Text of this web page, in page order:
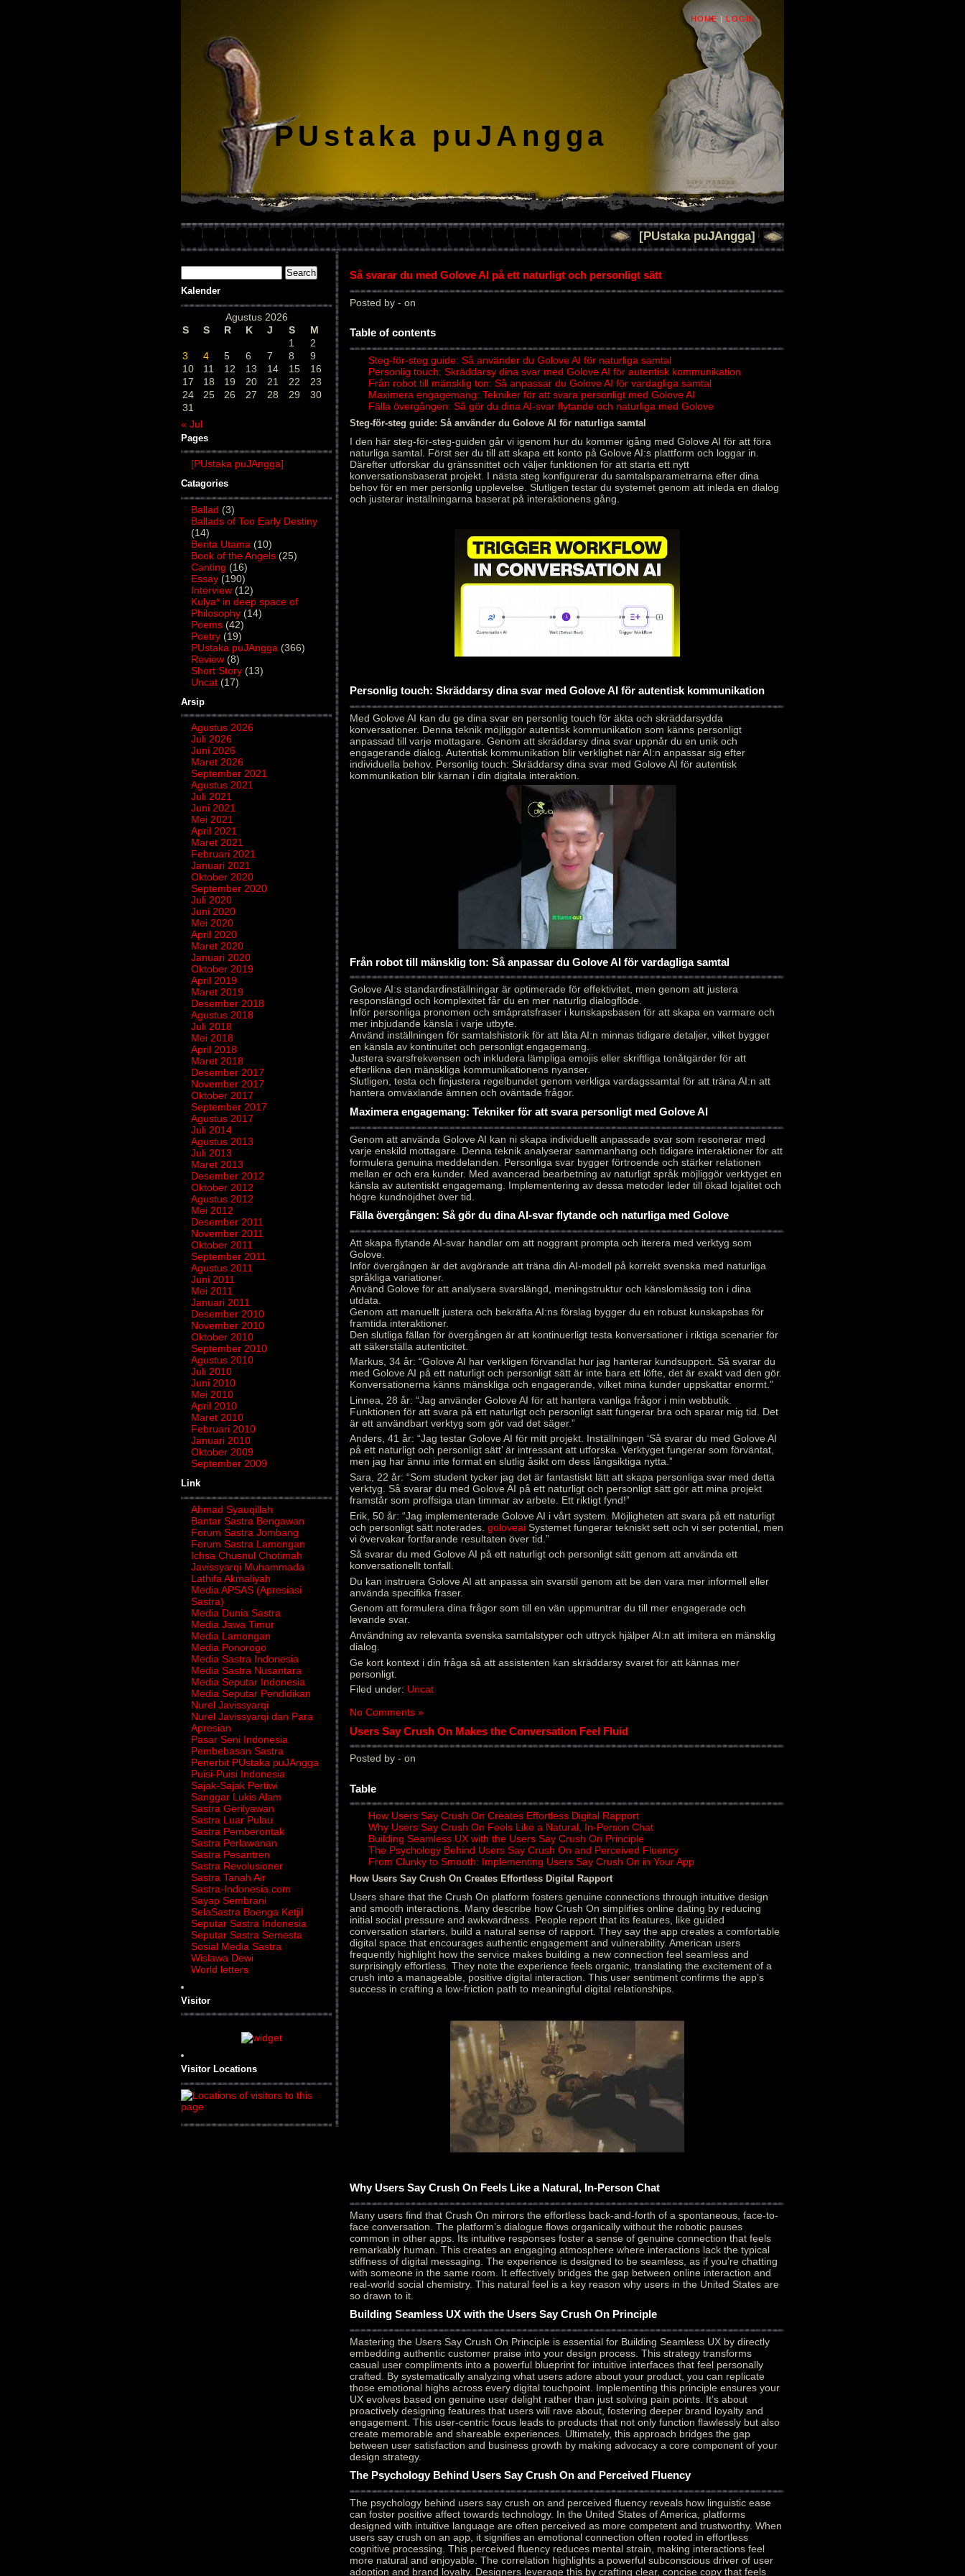
HOME | LOGIN
PUstaka puJAngga
[PUstaka puJAngga]
Kalender
Agustus 2026
S
S R K J S
M
1
2
3
4 5 6 7 8
9
10
11 12 13 14 15
16
17
18 19 20 21 22
23
24
25 26 27 28 29
30
31
« Jul
Pages
[PUstaka puJAngga]
Catagories
Ballad (3)
Ballads of Too Early Destiny
(14)
Berita Utama (10)
Book of the Angels (25)
Canting (16)
Essay (190)
Interview (12)
Kulya* in deep space of
Philosophy (14)
Poems (42)
Poetry (19)
PUstaka puJAngga (366)
Review (8)
Short Story (13)
Uncat (17)
Arsip
Agustus 2026
Juli 2026
Juni 2026
Maret 2026
September 2021
Agustus 2021
Juli 2021
Juni 2021
Mei 2021
April 2021
Maret 2021
Februari 2021
Januari 2021
Oktober 2020
September 2020
Juli 2020
Juni 2020
Mei 2020
April 2020
Maret 2020
Januari 2020
Oktober 2019
April 2019
Maret 2019
Desember 2018
Agustus 2018
Juli 2018
Mei 2018
April 2018
Maret 2018
Desember 2017
November 2017
Oktober 2017
September 2017
Agustus 2017
Juli 2014
Agustus 2013
Juli 2013
Maret 2013
Desember 2012
Oktober 2012
Agustus 2012
Mei 2012
Desember 2011
November 2011
Oktober 2011
September 2011
Agustus 2011
Juni 2011
Mei 2011
Januari 2011
Desember 2010
November 2010
Oktober 2010
September 2010
Agustus 2010
Juli 2010
Juni 2010
Mei 2010
April 2010
Maret 2010
Februari 2010
Januari 2010
Oktober 2009
September 2009
Link
Ahmad Syauqillah
Bantar Sastra Bengawan
Forum Sastra Jombang
Forum Sastra Lamongan
Ichsa Chusnul Chotimah
Javissyarqi Muhammada
Lathifa Akmaliyah
Media APSAS (Apresiasi
Sastra)
Media Dunia Sastra
Media Jawa Timur
Media Lamongan
Media Ponorogo
Media Sastra Indonesia
Media Sastra Nusantara
Media Seputar Indonesia
Media Seputar Pendidikan
Nurel Javissyarqi
Nurel Javissyarqi dan Para
Apresian
Pasar Seni Indonesia
Pembebasan Sastra
Penerbit PUstaka puJAngga
Puisi-Puisi Indonesia
Sajak-Sajak Pertiwi
Sanggar Lukis Alam
Sastra Gerilyawan
Sastra Luar Pulau
Sastra Pemberontak
Sastra Perlawanan
Sastra Pesantren
Sastra Revolusioner
Sastra Tanah Air
Sastra-Indonesia.com
Sayap Sembrani
SelaSastra Boenga Ketjil
Seputar Sastra Indonesia
Seputar Sastra Semesta
Sosial Media Sastra
Wislawa Dewi
World letters
Visitor
Visitor Locations
Så svarar du med Golove AI på ett naturligt och personligt sätt
Posted by - on
Table of contents
Steg-för-steg guide: Så använder du Golove AI för naturliga samtal
Personlig touch: Skräddarsy dina svar med Golove AI för autentisk kommunikation
Från robot till mänsklig ton: Så anpassar du Golove AI för vardagliga samtal
Maximera engagemang: Tekniker för att svara personligt med Golove AI
Fälla övergången: Så gör du dina AI-svar flytande och naturliga med Golove
Steg-för-steg guide: Så använder du Golove AI för naturliga samtal
I den här steg-för-steg-guiden går vi igenom hur du kommer igång med Golove AI för att föra
naturliga samtal. Först ser du till att skapa ett konto på Golove AI:s plattform och loggar in.
Därefter utforskar du gränssnittet och väljer funktionen för att starta ett nytt
konversationsbaserat projekt. I nästa steg konfigurerar du samtalsparametrarna efter dina
behov för en mer personlig upplevelse. Slutligen testar du systemet genom att inleda en dialog
och justerar inställningarna baserat på interaktionens gång.
Personlig touch: Skräddarsy dina svar med Golove AI för autentisk kommunikation
Med Golove AI kan du ge dina svar en personlig touch för äkta och skräddarsydda
konversationer. Denna teknik möjliggör autentisk kommunikation som känns personligt
anpassad till varje mottagare. Genom att skräddarsy dina svar uppnår du en unik och
engagerande dialog. Autentisk kommunikation blir verklighet när AI:n anpassar sig efter
individuella behov. Personlig touch: Skräddarsy dina svar med Golove AI för autentisk
kommunikation blir kärnan i din digitala interaktion.
Från robot till mänsklig ton: Så anpassar du Golove AI för vardagliga samtal
Golove AI:s standardinställningar är optimerade för effektivitet, men genom att justera
responslängd och komplexitet får du en mer naturlig dialogflöde.
Inför personliga pronomen och småpratsfraser i kunskapsbasen för att skapa en varmare och
mer inbjudande känsla i varje utbyte.
Använd inställningen för samtalshistorik för att låta AI:n minnas tidigare detaljer, vilket bygger
en känsla av kontinuitet och personligt engagemang.
Justera svarsfrekvensen och inkludera lämpliga emojis eller skriftliga tonåtgärder för att
efterlikna den mänskliga kommunikationens nyanser.
Slutligen, testa och finjustera regelbundet genom verkliga vardagssamtal för att träna AI:n att
hantera omväxlande ämnen och oväntade frågor.
Maximera engagemang: Tekniker för att svara personligt med Golove AI
Genom att använda Golove AI kan ni skapa individuellt anpassade svar som resonerar med
varje enskild mottagare. Denna teknik analyserar sammanhang och tidigare interaktioner för att
formulera genuina meddelanden. Personliga svar bygger förtroende och stärker relationen
mellan er och era kunder. Med avancerad bearbetning av naturligt språk möjliggör verktyget en
känsla av autentiskt engagemang. Implementering av dessa metoder leder till ökad lojalitet och
högre kundnöjdhet över tid.
Fälla övergången: Så gör du dina AI-svar flytande och naturliga med Golove
Att skapa flytande AI-svar handlar om att noggrant prompta och iterera med verktyg som
Golove.
Inför övergången är det avgörande att träna din AI-modell på korrekt svenska med naturliga
språkliga variationer.
Använd Golove för att analysera svarslängd, meningstruktur och känslomässig ton i dina
utdata.
Genom att manuellt justera och bekräfta AI:ns förslag bygger du en robust kunskapsbas för
framtida interaktioner.
Den slutliga fällan för övergången är att kontinuerligt testa konversationer i riktiga scenarier för
att säkerställa autenticitet.
Markus, 34 år: “Golove AI har verkligen förvandlat hur jag hanterar kundsupport. Så svarar du
med Golove AI på ett naturligt och personligt sätt är inte bara ett löfte, det är exakt vad den gör.
Konversationerna känns mänskliga och engagerande, vilket mina kunder uppskattar enormt.”
Linnea, 28 år: “Jag använder Golove AI för att hantera vanliga frågor i min webbutik.
Funktionen för att svara på ett naturligt och personligt sätt fungerar bra och sparar mig tid. Det
är ett användbart verktyg som gör vad det säger.”
Anders, 41 år: “Jag testar Golove AI för mitt projekt. Inställningen ‘Så svarar du med Golove AI
på ett naturligt och personligt sätt’ är intressant att utforska. Verktyget fungerar som förväntat,
men jag har ännu inte format en slutlig åsikt om dess långsiktiga nytta.”
Sara, 22 år: “Som student tycker jag det är fantastiskt lätt att skapa personliga svar med detta
verktyg. Så svarar du med Golove AI på ett naturligt och personligt sätt gör att mina projekt
framstår som proffsiga utan timmar av arbete. Ett riktigt fynd!”
Erik, 50 år: “Jag implementerade Golove AI i vårt system. Möjligheten att svara på ett naturligt
och personligt sätt noterades.goloveai Systemet fungerar tekniskt sett och vi ser potential, men
vi övervakar fortfarande resultaten över tid.”
Så svarar du med Golove AI på ett naturligt och personligt sätt genom att använda ett
konversationellt tonfall.
Du kan instruera Golove AI att anpassa sin svarstil genom att be den vara mer informell eller
använda specifika fraser.
Genom att formulera dina frågor som till en vän uppmuntrar du till mer engagerade och
levande svar.
Användning av relevanta svenska samtalstyper och uttryck hjälper AI:n att imitera en mänsklig
dialog.
Ge kort kontext i din fråga så att assistenten kan skräddarsy svaret för att kännas mer
personligt.
Filed under: Uncat
No Comments »
Users Say Crush On Makes the Conversation Feel Fluid
Posted by - on
Table
How Users Say Crush On Creates Effortless Digital Rapport
Why Users Say Crush On Feels Like a Natural, In-Person Chat
Building Seamless UX with the Users Say Crush On Principle
The Psychology Behind Users Say Crush On and Perceived Fluency
From Clunky to Smooth: Implementing Users Say Crush On in Your App
How Users Say Crush On Creates Effortless Digital Rapport
Users share that the Crush On platform fosters genuine connections through intuitive design
and smooth interactions. Many describe how Crush On simplifies online dating by reducing
initial social pressure and awkwardness. People report that its features, like guided
conversation starters, build a natural sense of rapport. They say the app creates a comfortable
digital space that encourages authentic engagement and vulnerability. American users
frequently highlight how the service makes building a new connection feel seamless and
surprisingly effortless. They note the experience feels organic, translating the excitement of a
crush into a manageable, positive digital interaction. This user sentiment confirms the app’s
success in crafting a low-friction path to meaningful digital relationships.
Why Users Say Crush On Feels Like a Natural, In-Person Chat
Many users find that Crush On mirrors the effortless back-and-forth of a spontaneous, face-to-
face conversation. The platform’s dialogue flows organically without the robotic pauses
common in other apps. Its intuitive responses foster a sense of genuine connection that feels
remarkably human. This creates an engaging atmosphere where interactions lack the typical
stiffness of digital messaging. The experience is designed to be seamless, as if you’re chatting
with someone in the same room. It effectively bridges the gap between online interaction and
real-world social chemistry. This natural feel is a key reason why users in the United States are
so drawn to it.
Building Seamless UX with the Users Say Crush On Principle
Mastering the Users Say Crush On Principle is essential for Building Seamless UX by directly
embedding authentic customer praise into your design process. This strategy transforms
casual user compliments into a powerful blueprint for intuitive interfaces that feel personally
crafted. By systematically analyzing what users adore about your product, you can replicate
those emotional highs across every digital touchpoint. Implementing this principle ensures your
UX evolves based on genuine user delight rather than just solving pain points. It’s about
proactively designing features that users will rave about, fostering deeper brand loyalty and
engagement. This user-centric focus leads to products that not only function flawlessly but also
create memorable and shareable experiences. Ultimately, this approach bridges the gap
between user satisfaction and business growth by making advocacy a core component of your
design strategy.
The Psychology Behind Users Say Crush On and Perceived Fluency
The psychology behind users say crush on and perceived fluency reveals how linguistic ease
can foster positive affect towards technology. In the United States of America, platforms
designed with intuitive language are often perceived as more competent and trustworthy. When
users say crush on an app, it signifies an emotional connection often rooted in effortless
cognitive processing. This perceived fluency reduces mental strain, making interactions feel
more natural and enjoyable. The correlation highlights a powerful subconscious driver of user
adoption and brand loyalty. Designers leverage this by crafting clear, concise copy that feels